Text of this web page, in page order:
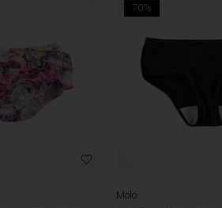
70%
Molo